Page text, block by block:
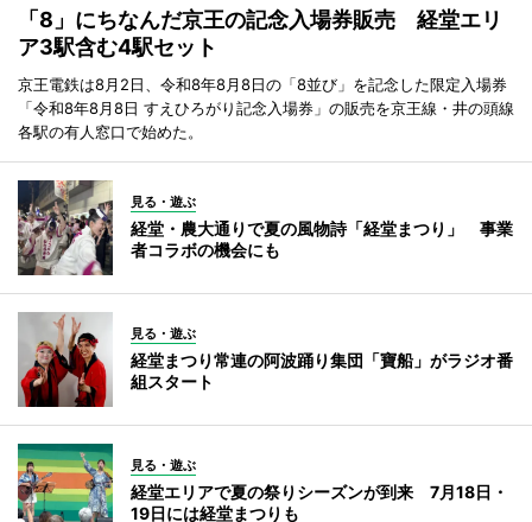
「8」にちなんだ京王の記念入場券販売 経堂エリ
ア3駅含む4駅セット
京王電鉄は8月2日、令和8年8月8日の「8並び」を記念した限定入場券
「令和8年8月8日 すえひろがり記念入場券」の販売を京王線・井の頭線
各駅の有人窓口で始めた。
見る・遊ぶ
経堂・農大通りで夏の風物詩「経堂まつり」 事業
者コラボの機会にも
見る・遊ぶ
経堂まつり常連の阿波踊り集団「寶船」がラジオ番
組スタート
見る・遊ぶ
経堂エリアで夏の祭りシーズンが到来 7月18日・
19日には経堂まつりも